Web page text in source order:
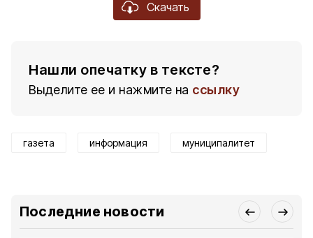
Скачать
Нашли опечатку в тексте?
Выделите ее и нажмите на ссылку
газета информация муниципалитет
Последние новости